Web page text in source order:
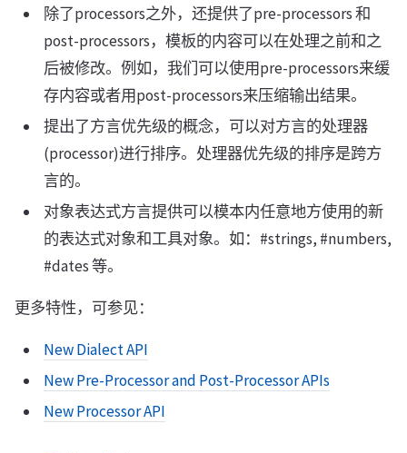
除了processors之外，还提供了pre-processors 和
post-processors，模板的内容可以在处理之前和之
后被修改。例如，我们可以使用pre-processors来缓
存内容或者用post-processors来压缩输出结果。
提出了方言优先级的概念，可以对方言的处理器
(processor)进行排序。处理器优先级的排序是跨方
言的。
对象表达式方言提供可以模本内任意地方使用的新
的表达式对象和工具对象。如：#strings, #numbers,
#dates 等。
更多特性，可参见：
New Dialect API
New Pre-Processor and Post-Processor APIs
New Processor API